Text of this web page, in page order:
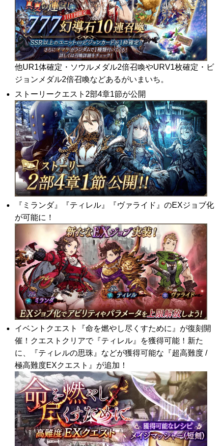
他UR1体確定・ソウルメダル2倍召喚やURV1枚確定・ビ
ジョンメダル2倍召喚などあるがいまいち。
ストーリークエスト2部4章1節が公開
『ミランダ』『ティレル』『ヴァライド』のEXジョブ化
が可能に！
イベントクエスト『命を燃やし尽くすために』が復刻開
催！クエストクリアで『ティレル』を獲得可能！新た
に、『ティレルの思珠』などが獲得可能な『超高難度 /
極高難度EXクエスト』が追加！